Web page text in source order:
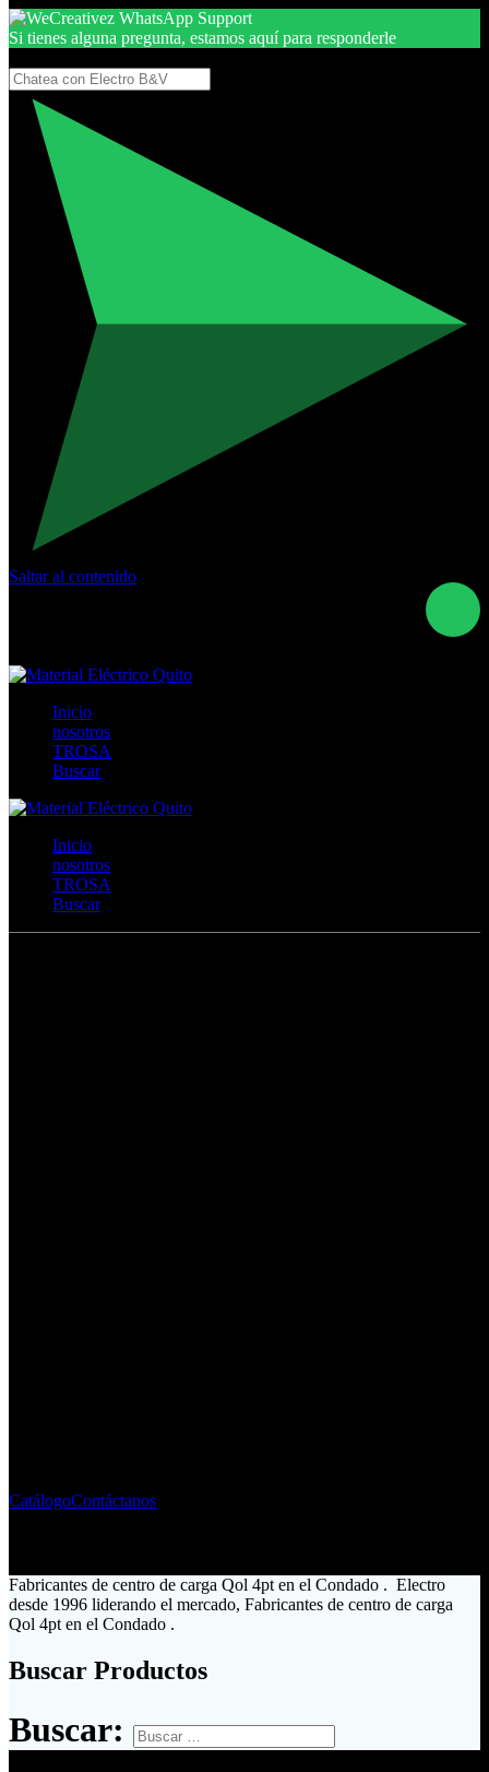
Si tienes alguna pregunta, estamos aquí para responderle
Saltar al contenido
Inicio
nosotros
TROSA
Buscar
Inicio
nosotros
TROSA
Buscar
CatálogoContáctanos
Fabricantes de centro de carga Qol 4pt en el Condado . Electro
desde 1996 liderando el mercado, Fabricantes de centro de carga
Qol 4pt en el Condado .
Buscar Productos
Buscar: